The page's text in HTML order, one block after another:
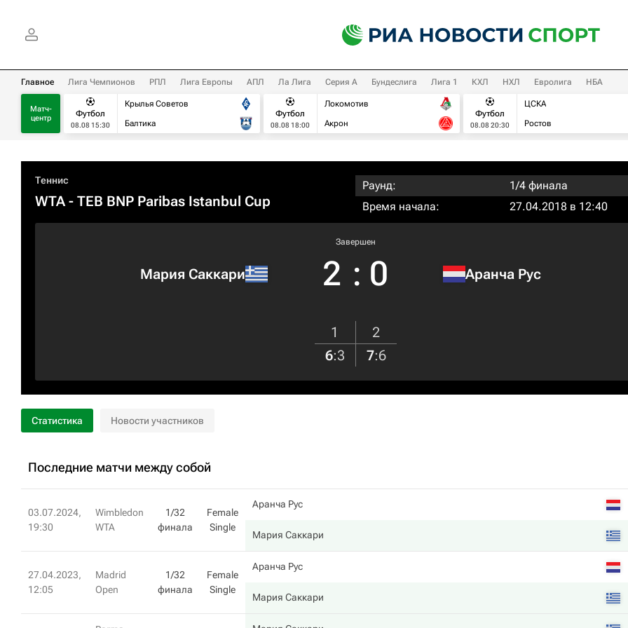
Главное Лига Чемпионов РПЛ Лига Европы АПЛ Ла Лига Серия А Бундеслига Лига 1 КХЛ НХЛ Евролига НБА
Матч-
центр
Футбол
08.08 15:30
Крылья Советов
Балтика
Футбол
08.08 18:00
Локомотив
Акрон
Футбол
08.08 20:30
ЦСКА
Ростов
Теннис
WTA- TEB BNP Paribas Istanbul Cup
Раунд:
1/4 финала
Время начала:
27.04.2018 в 12:40
Мария Саккари
Завершен
2 : 0 Аранча Рус
1
2
6:3 7:6
Статистика Новости участников
Последние матчи между собой
03.07.2024,
19:30
Wimbledon
WTA
1/32
финала
Female
Single
Аранча Рус
Мария Саккари
27.04.2023,
12:05
Madrid
Open
1/32
финала
Female
Single
Аранча Рус
Мария Саккари